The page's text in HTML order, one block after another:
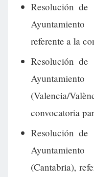
Resolución
referente a la
Resolución
(Valencia/
convocatoria
Resolución
(Cantabria),